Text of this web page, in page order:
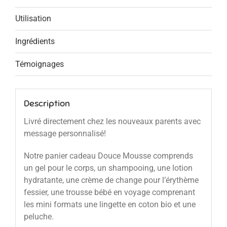
Utilisation
Ingrédients
Témoignages
Description
Livré directement chez les nouveaux parents avec
message personnalisé!
Notre panier cadeau Douce Mousse comprends
un gel pour le corps, un shampooing, une lotion
hydratante, une crème de change pour l’érythème
fessier, une trousse bébé en voyage comprenant
les mini formats une lingette en coton bio et une
peluche.